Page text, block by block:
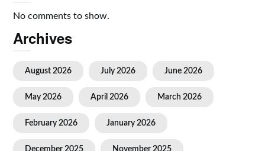
No comments to show.
Archives
August 2026 July 2026 June 2026
May 2026 April 2026 March 2026
February 2026 January 2026
December 2025 November 2025